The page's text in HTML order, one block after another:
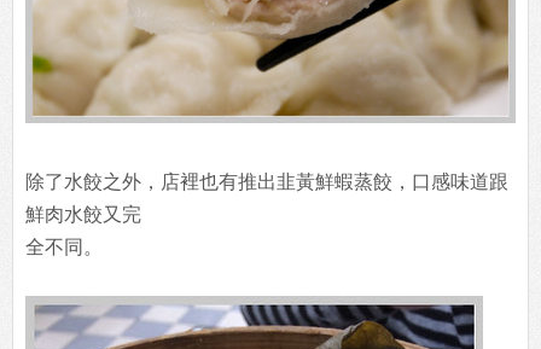
除了水餃之外，店裡也有推出韭黃鮮蝦蒸餃，口感味道跟
鮮肉水餃又完
全不同。